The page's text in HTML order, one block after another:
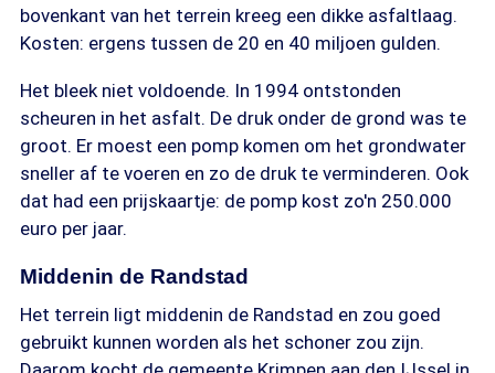
bovenkant van het terrein kreeg een dikke asfaltlaag.
Kosten: ergens tussen de 20 en 40 miljoen gulden.
Het bleek niet voldoende. In 1994 ontstonden
scheuren in het asfalt. De druk onder de grond was te
groot. Er moest een pomp komen om het grondwater
sneller af te voeren en zo de druk te verminderen. Ook
dat had een prijskaartje: de pomp kost zo'n 250.000
euro per jaar.
Middenin de Randstad
Het terrein ligt middenin de Randstad en zou goed
gebruikt kunnen worden als het schoner zou zijn.